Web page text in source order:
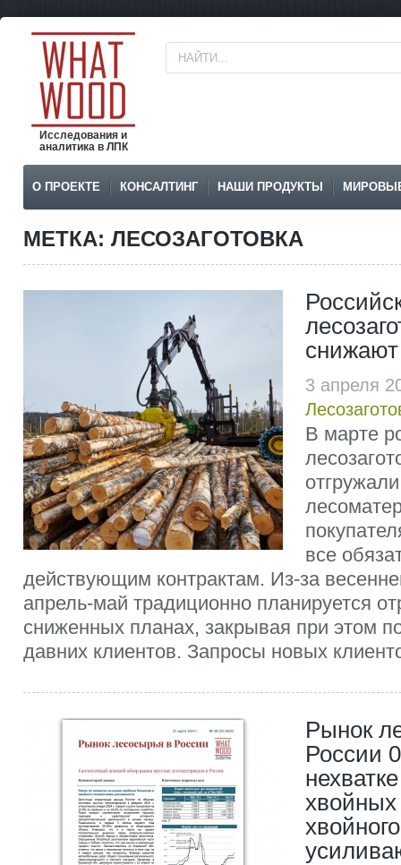
Исследования и
аналитика в ЛПК
О ПРОЕКТЕ КОНСАЛТИНГ НАШИ ПРОДУКТЫ
МЕТКА: ЛЕСОЗАГОТОВКА
снижают
3 апреля
В марте
все
действующим контрактам. Из-за
апрель-май традиционно планируется
сниженных планах, закрывая при этом
давних клиентов. Запросы новых
Рынок
России